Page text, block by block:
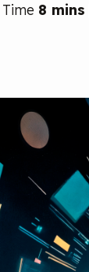
8 mins